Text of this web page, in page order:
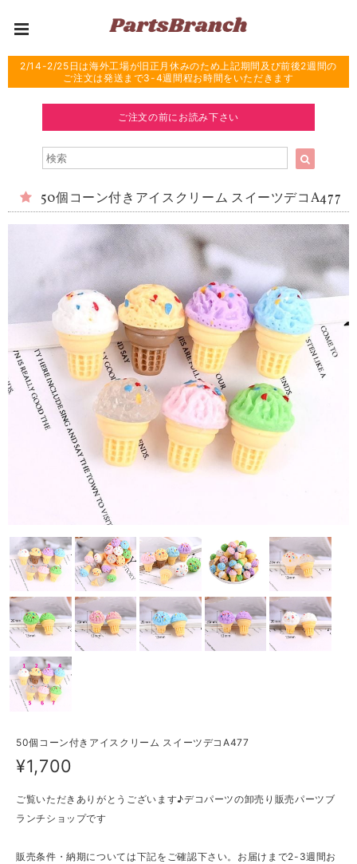
2/14-2/25日は海外工場が旧正月休みのため上記期間及び前後2週間の
ご注文は発送まで3-4週間程お時間をいただきます
ご注文の前にお読み下さい
50個コーン付きアイスクリーム スイーツデコA477
50個コーン付きアイスクリーム スイーツデコA477
¥1,700
ご覧いただきありがとうございます♪デコパーツの卸売り販売パーツブ
ランチショップです
販売条件・納期については下記をご確認下さい。お届けまで2-3週間お